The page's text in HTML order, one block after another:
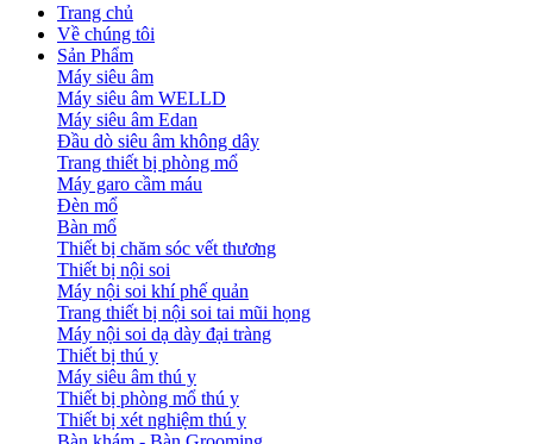
Trang chủ
Về chúng tôi
Sản Phẩm
Máy siêu âm
Máy siêu âm WELLD
Máy siêu âm Edan
Đầu dò siêu âm không dây
Trang thiết bị phòng mổ
Máy garo cầm máu
Đèn mổ
Bàn mổ
Thiết bị chăm sóc vết thương
Thiết bị nội soi
Máy nội soi khí phế quản
Trang thiết bị nội soi tai mũi họng
Máy nội soi dạ dày đại tràng
Thiết bị thú y
Máy siêu âm thú y
Thiết bị phòng mổ thú y
Thiết bị xét nghiệm thú y